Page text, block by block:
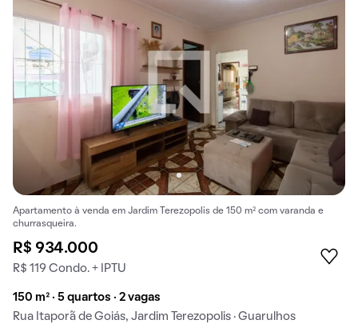
Apartamento à venda em Jardim Terezopolis de 150 m² com varanda e
churrasqueira.
R$ 934.000
R$ 119 Condo. + IPTU
150 m² · 5 quartos · 2 vagas
Rua Itaporã de Goiás, Jardim Terezopolis · Guarulhos